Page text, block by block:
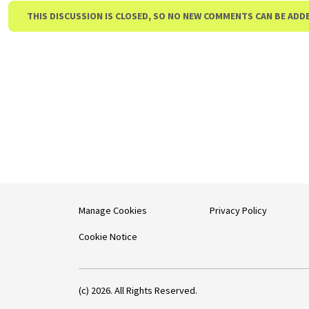
THIS DISCUSSION IS CLOSED, SO NO NEW COMMENTS CAN BE
Manage Cookies
Cookie Notice
Privacy Policy
(c) 2026. All Rights Reserved.